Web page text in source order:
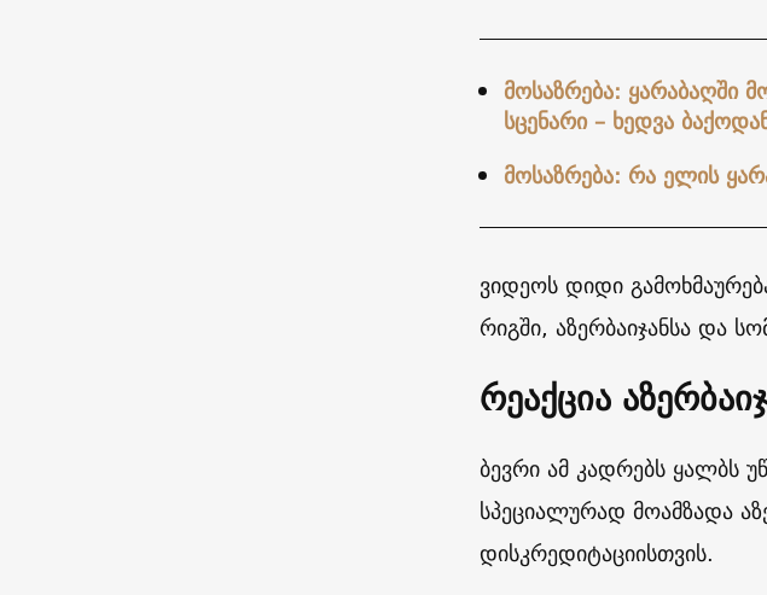
მოსაზრება: ყარაბაღში
სცენარი – ხედვა
მოსაზრება: რა ელის
ვიდეოს დიდი
რიგში, აზერბაიჯანსა და
რეაქცია
ბევრი ამ კადრებს ყალბს
სპეციალურად მოამზადა
დისკრედიტაციისთვის.